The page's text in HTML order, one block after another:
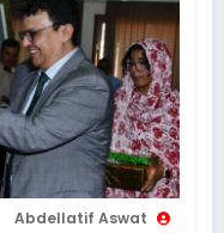
Abdellatif Aswat